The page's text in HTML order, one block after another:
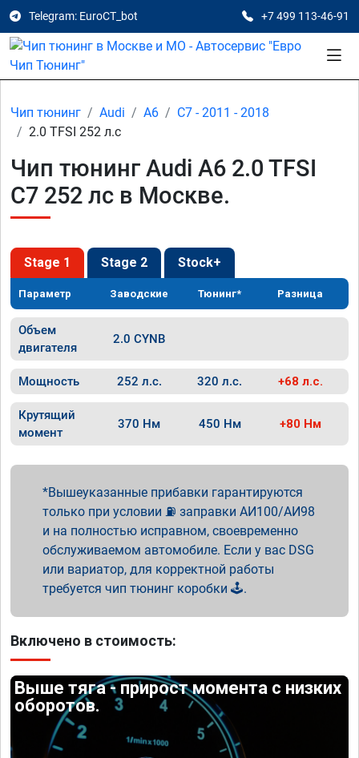
Telegram: EuroCT_bot +7 499 113-46-91
Чип тюнинг Audi A6
C7 - 2011 - 2018
2.0 TFSI 252 л.с
Чип тюнинг Audi A6 2.0 TFSI
C7 252 лс в Москве.
Stage 1 Stage 2 Stock+
Параметр Заводские Тюнинг* Разница
Объем
двигателя
2.0 CYNB
Мощность 252 л.с. 320 л.с. +68 л.с.
Крутящий
момент
370 Нм 450 Нм +80 Нм
Вышеуказанные прибавки гарантируются
только при условии ⛽ заправки АИ100/АИ98
и на полностью исправном, своевременно
обслуживаемом автомобиле. Если у вас DSG
или вариатор, для корректной работы
требуется чип тюнинг коробки 🕹️.
Включено в стоимость:
Выше тяга - прирост момента с низких
оборотов.